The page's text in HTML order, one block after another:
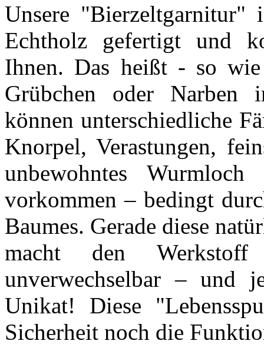
Unsere "Bierzeltgarnitur"
Echtholz gefertigt und
Ihnen. Das heißt - so wie
Grübchen oder Narben
können unterschiedliche
Knorpel, Verastungen,
unbewohntes
vorkommen – bedingt
Baumes. Gerade diese
macht den
unverwechselbar – und
Unikat! Diese
Sicherheit noch die